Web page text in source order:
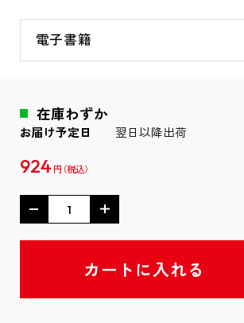
電子書籍
在庫わずか
お届け予定日 翌日以降出荷
924 円